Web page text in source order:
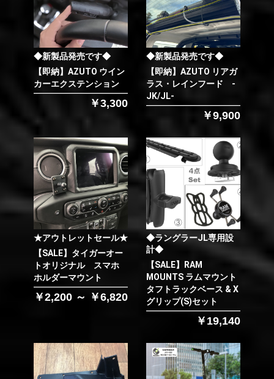
◆新製品発売です◆
【即納】AZUTO ウイン
カーエクステンション
￥3,300
◆新製品発売です◆
【即納】AZUTO リアガ
ラス・レインフード -
JK/JL-
￥9,900
★アウトレットセール★
【SALE】タイガーオー
トオリジナル スマホ
ホルダーマウント
￥2,200 ～ ￥6,820
◆ラングラーJL専用設
計◆
【SALE】RAM
MOUNTS ラムマウント
タフトラックベース & X
グリップ(S)セット
￥19,140